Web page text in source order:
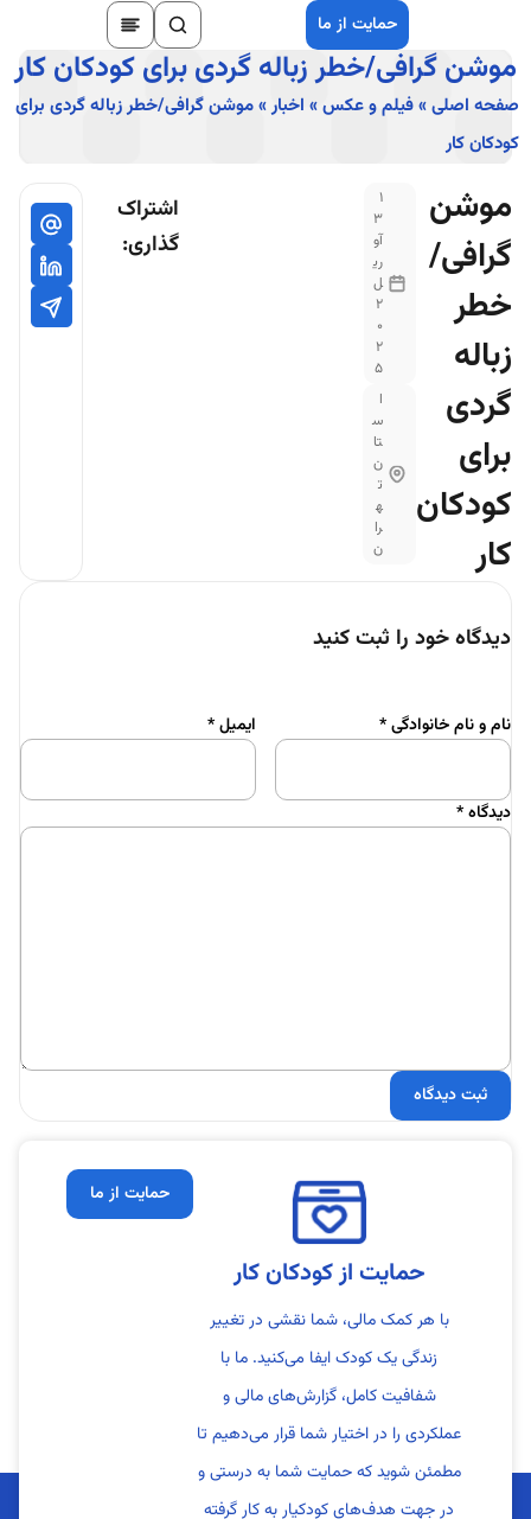
حمایت از ما
موشن گرافی/خطر زباله گردی برای کودکان کار
صفحه اصلی»فیلم و عکس» اخبار»موشن گرافی/خطر زباله گردی برای
کودکان کار
موشن
گرافی/
خطر
زباله
گردی
برای
کودکان
کار
1
3
آو
ری
ل
2
0
2
5
ا
س
تا
ن
ت
ه
را
ن
اشتراک
گذاری:
دیدگاه خود را ثبت کنید
دیدگاه*
نام و نام خانوادگی* ایمیل*
حمایت از کودکان کار
با هر کمک مالی، شما نقشی در تغییر
زندگی یک کودک ایفا می‌کنید. ما با
شفافیت کامل، گزارش‌های مالی و
عملکردی را در اختیار شما قرار می‌دهیم تا
مطمئن شوید که حمایت شما به درستی و
در جهت هدف‌های کودکیار به کار گرفته
حمایت از ما